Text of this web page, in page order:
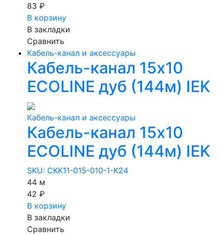
83 ₽
В корзину
В закладки
Сравнить
Кабель-канал и аксессуары
Кабель-канал 15х10
ECOLINE дуб (144м) IEK
Кабель-канал и аксессуары
Кабель-канал 15х10
ECOLINE дуб (144м) IEK
SKU: CKK11-015-010-1-K24
44 м
42 ₽
В корзину
В закладки
Сравнить